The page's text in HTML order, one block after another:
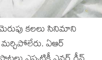
కలలు సినిమాని
ఏఆర్